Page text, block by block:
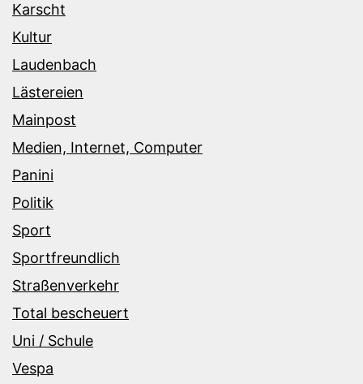
Karscht
Kultur
Laudenbach
Lästereien
Mainpost
Medien, Internet, Computer
Panini
Politik
Sport
Sportfreundlich
Straßenverkehr
Total bescheuert
Uni / Schule
Vespa